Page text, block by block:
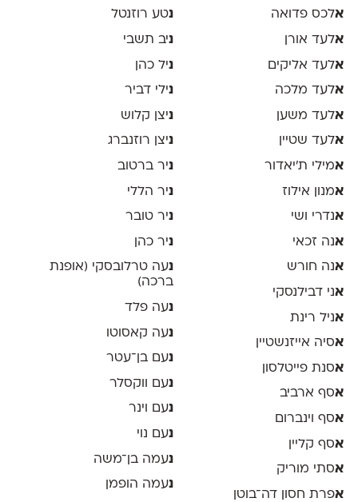
אלכס פדואה
אלעד אורן
אלעד אליקים
אלעד מלכה
אלעד משען
אלעד שטיין
אמילי ת׳יאדור
אמנון אילוז
אנדרי ושי
אנה זכאי
אנה חורש
אני דבילנסקי
אניל רינת
אסיה אייזנשטיין
אסנת פייטלסון
אסף ארביב
אסף וינברום
אסף קליין
אסתי מוריק
אפרת חסון דה־בוטן
נטע רוזנטל
ניב תשבי
ניל כהן
נילי דביר
ניצן קלוש
ניצן רוזנברג
ניר ברטוב
ניר הללי
ניר טובר
ניר כהן
נעה טרלובסקי (אופנת
ברכה)
נעה פלד
נעה קאסוטו
נעם בן־עטר
נעם ווקסלר
נעם וינר
נעם נוי
נעמה בן־משה
נעמה הופמן